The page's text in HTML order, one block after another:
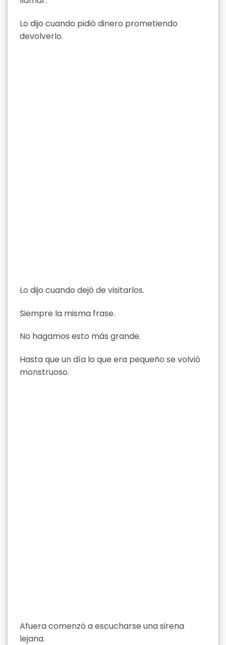
Lo dijo cuando pidió dinero prometiendo
devolverlo.
Lo dijo cuando dejó de visitarlos.
Siempre la misma frase.
No hagamos esto más grande.
Hasta que un día lo que era pequeño se volvió
monstruoso.
Afuera comenzó a escucharse una sirena
lejana.